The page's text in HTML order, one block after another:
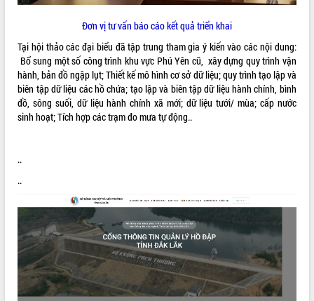
Đắk Lắk công bố Quy hoạch và xúc
Ngành cá ngừ Đắk Lắk chủ động thích
ứng để giữ vững thị trường xuất khẩu
Diễn đàn Kinh tế tư nhân Việt Nam đột
phá cơ chế - Hợp tác công tư
Đề án 06 tạo bước ngoặt đột phá trong
cải cách hành chính tỉnh Đắk Lắk
Khởi động Dự án Đầu tư xây dựng hạ
tầng kỹ thuật Cụm công nghiệp Tân
Gặp mặt các cơ quan báo chí nhân Kỷ
niệm 101 năm Ngày Báo chí Cách
mạng Việt Nam
Đắk Lắk sơ kết 4 năm triển khai thực
hiện Đề án 06 của Chính phủ
Họp báo thông tin về Hội nghị Công bố
Đơn vị tư vấn báo cáo kết quả triển khai
Tại hội thảo các đại biểu đã tập trung tham gia ý kiến vào các nội dung:
Bổ sung một số công trình khu vực Phú Yên cũ, xây dựng quy trình vận
hành, bản đồ ngập lụt; Thiết kế mô hình cơ sở dữ liệu; quy trình tạo lập và
biên tập dữ liệu các hồ chứa; tạo lập và biên tập dữ liệu hành chính, bình
đồ, sông suối, dữ liệu hành chính xã mới; dữ liệu tưới/ mùa; cấp nước
sinh hoạt; Tích hợp các trạm đo mưa tự động..
..
..